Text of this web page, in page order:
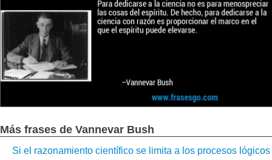
Más frases de Vannevar Bush
Si el razonamiento científico se limita a los procesos lógicos